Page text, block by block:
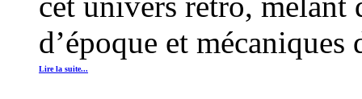
d’époque et
Lire la suite...